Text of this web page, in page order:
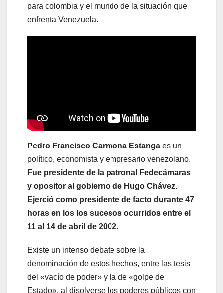
para colombia y el mundo de la situación que
enfrenta Venezuela.
Pedro Francisco Carmona Estanga es un
político, economista y empresario venezolano.
Fue presidente de la patronal Fedecámaras
y opositor al gobierno de Hugo Chávez.
Ejerció como presidente de facto durante 47
horas en los los sucesos ocurridos entre el
11 al 14 de abril de 2002.
Existe un intenso debate sobre la
denominación de estos hechos, entre las tesis
del «vacío de poder» y la de «golpe de
Estado», al disolverse los poderes públicos con